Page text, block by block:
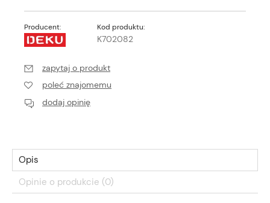
Producent: Kod produktu:
K702082
zapytaj o produkt
poleć znajomemu
dodaj opinię
Opis
Opinie o produkcie (0)